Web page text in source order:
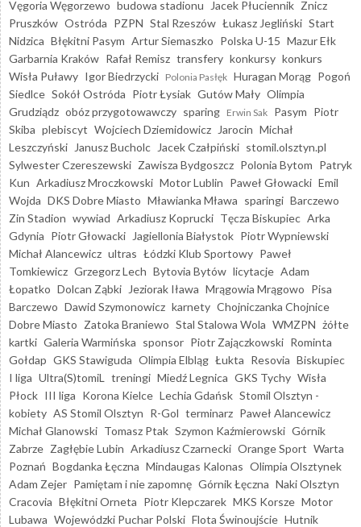
Vęgoria Węgorzewo budowa stadionu Jacek Płuciennik Znicz
Pruszków Ostróda PZPN Stal Rzeszów Łukasz Jegliński Start
Nidzica Błękitni Pasym Artur Siemaszko Polska U-15 Mazur Ełk
Garbarnia Kraków Rafał Remisz transfery konkursy konkurs
Wisła Puławy Igor Biedrzycki Polonia Pasłęk Huragan Morąg Pogoń
Siedlce Sokół Ostróda Piotr Łysiak Gutów Mały Olimpia
Grudziądz obóz przygotowawczy sparing Erwin Sak Pasym Piotr
Skiba plebiscyt Wojciech Dziemidowicz Jarocin Michał
Leszczyński
Janusz Bucholc Jacek Czałpiński stomil.olsztyn.pl
Sylwester Czereszewski Zawisza Bydgoszcz Polonia Bytom Patryk
Kun Arkadiusz Mroczkowski Motor Lublin Paweł Głowacki Emil
Wojda DKS Dobre Miasto Mławianka Mława sparingi Barczewo
Zin Stadion wywiad Arkadiusz Koprucki Tęcza Biskupiec Arka
Gdynia Piotr Głowacki Jagiellonia Białystok Piotr Wypniewski
Michał Alancewicz ultras Łódzki Klub Sportowy Paweł
Tomkiewicz Grzegorz Lech Bytovia Bytów licytacje Adam
Łopatko Dolcan Ząbki Jeziorak Iława Mrągowia Mrągowo Pisa
Barczewo Dawid Szymonowicz karnety Chojniczanka Chojnice
Dobre Miasto Zatoka Braniewo Stal Stalowa Wola WMZPN żółte
kartki Galeria Warmińska sponsor Piotr Zajączkowski Rominta
Gołdap GKS Stawiguda Olimpia Elbląg Łukta Resovia Biskupiec
I liga Ultra(S)tomiL treningi Miedź Legnica GKS Tychy Wisła
Płock III liga Korona Kielce Lechia Gdańsk Stomil Olsztyn -
kobiety AS Stomil Olsztyn R-Gol terminarz Paweł Alancewicz
Michał Glanowski Tomasz Ptak Szymon Kaźmierowski Górnik
Zabrze Zagłębie Lubin Arkadiusz Czarnecki Orange Sport Warta
Poznań Bogdanka Łęczna Mindaugas Kalonas Olimpia Olsztynek
Adam Zejer Pamiętam i nie zapomnę Górnik Łęczna Naki Olsztyn
Cracovia Błękitni Orneta Piotr Klepczarek MKS Korsze Motor
Lubawa Wojewódzki Puchar Polski Flota Świnoujście Hutnik